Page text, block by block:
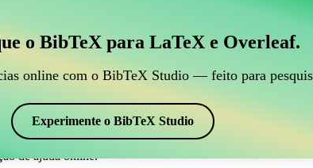
referências BibTeX, que se conecte ao
referências BibTeX, que se conecte ao Overleaf?”
citações e bibliografia no Overleaf, o CiteDrive pode
incluindo abbrvurl. Então, se você está procurando
de ajuda online.
o BibTeX para LaTeX e Overleaf.
online com o BibTeX Studio — feito para
Experimente o BibTeX Studio